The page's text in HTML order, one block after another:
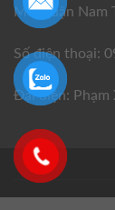
Mỗ, quận Nam
Số điện thoại:
Đại diện: Phạm